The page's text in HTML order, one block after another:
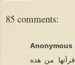
85 comments:
Anonymous
من هذه